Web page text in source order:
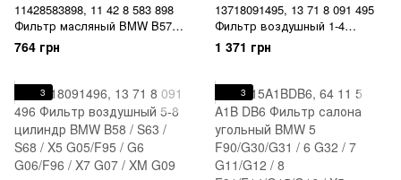
11428583898, 11 42 8 583 898
Фильтр масляный BMW B57 /
B58 / 1 F20/F21 / 2
F22/F23/G42 / 3
F32/F33/F36/G22/G23/G26 / 5
G30/G31/G38/G60/G61 / 6 G32 /
7 G11/G12/G70 / 8
G14/G15/G16 / X3 G01 / X4 G02
/ X5 G05/G18 / X6 G06 / X6 G07
/ X
764 грн
13718091495, 13 71 8 091 495
Фильтр воздушный 1-4
цилиндр BMW B58 / S63 / S68
/ X5 G05/F95 / G6 G06/F96 / X7
1 371 грн
3 3